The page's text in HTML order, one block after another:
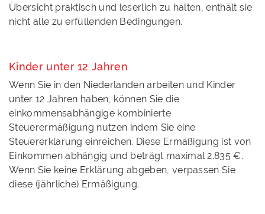
Übersicht praktisch und leserlich zu halten, enthält sie
nicht alle zu erfüllenden Bedingungen.
Kinder unter 12 Jahren
Wenn Sie in den Niederlanden arbeiten und Kinder
unter 12 Jahren haben, können Sie die
einkommensabhängige kombinierte
Steuerermäßigung nutzen indem Sie eine
Steuererklärung einreichen. Diese Ermäßigung ist von
Einkommen abhängig und beträgt maximal 2.835 €.
Wenn Sie keine Erklärung abgeben, verpassen Sie
diese (jährliche) Ermäßigung.